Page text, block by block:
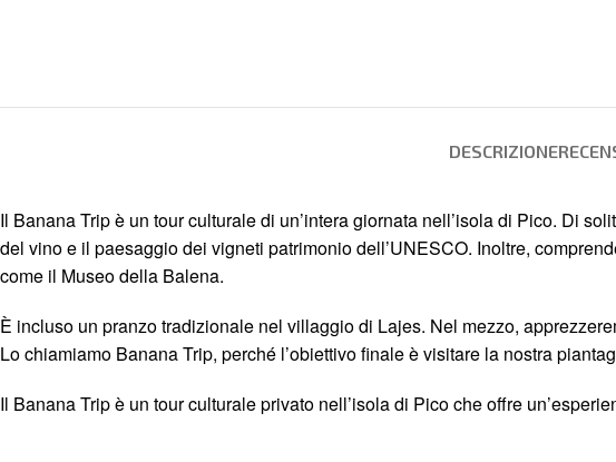
DESCRIZIONE
Il Banana Trip è un tour culturale di un’intera giornata nell’isola di Pico. Di
del vino e il paesaggio dei vigneti patrimonio dell’UNESCO. Inoltre,
come il Museo della Balena.
È incluso un pranzo tradizionale nel villaggio di Lajes. Nel mezzo,
Lo chiamiamo Banana Trip, perché l’obiettivo finale è visitare la nostra
Il Banana Trip è un tour culturale privato nell’isola di Pico che offre